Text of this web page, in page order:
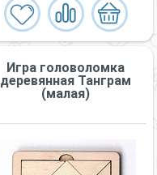
Игра головоломка
деревянная Танграм
(малая)